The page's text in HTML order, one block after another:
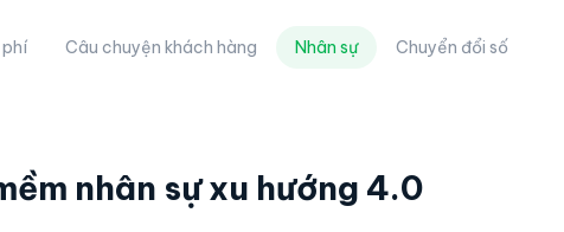
phí Câu chuyện khách hàng Nhân sự Chuyển đổi số
nhân sự xu hướng 4.0